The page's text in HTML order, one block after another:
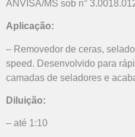
ANVISA/MS sob n°
Aplicação:
– Removedor de ceras,
speed. Desenvolvido para
camadas de seladores e
Diluição:
– até 1:10